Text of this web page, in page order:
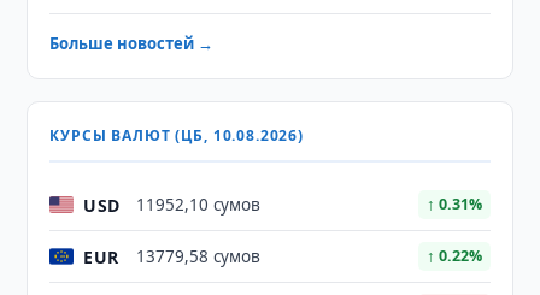
Больше новостей →
КУРСЫ ВАЛЮТ (ЦБ, 10.08.2026)
USD 11952,10 сумов ↑ 0.31%
EUR 13779,58 сумов ↑ 0.22%